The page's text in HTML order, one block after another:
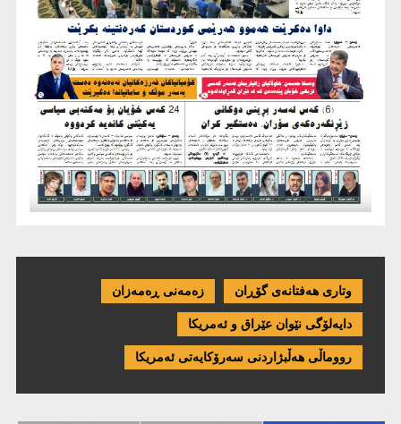
وتاری هەفتانەی گۆڕان زەمەنی ڕەمەزان
دایەلۆگی نێوان عێراق و ئەمریكا
رووماڵی هەڵبژاردنی سەرۆکایەتی ئەمریکا